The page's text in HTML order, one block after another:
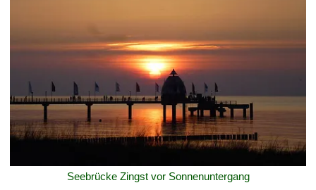
Seebrücke Zingst vor Sonnenuntergang